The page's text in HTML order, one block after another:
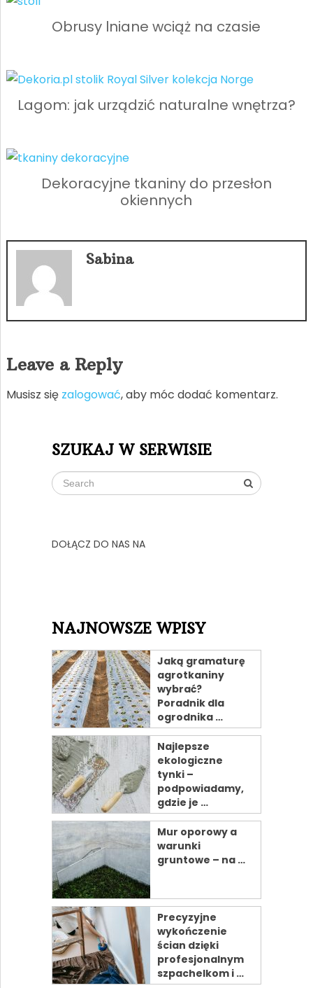
Obrusy lniane wciąż na czasie
Lagom: jak urządzić naturalne wnętrza?
Dekoracyjne tkaniny do przesłon
okiennych
Sabina
Leave a Reply
Musisz się zalogować, aby móc dodać komentarz.
SZUKAJ W SERWISIE
DOŁĄCZ DO NAS NA
NAJNOWSZE WPISY
Jaką gramaturę
agrotkaniny
wybrać?
Poradnik dla
ogrodnika …
Najlepsze
ekologiczne
tynki –
podpowiadamy,
gdzie je …
Mur oporowy a
warunki
gruntowe – na …
Precyzyjne
wykończenie
ścian dzięki
profesjonalnym
szpachelkom i …